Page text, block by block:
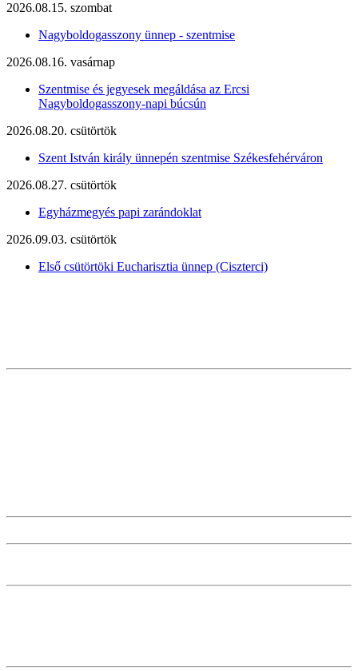
2026.08.15. szombat
Nagyboldogasszony ünnep - szentmise
2026.08.16. vasárnap
Szentmise és jegyesek megáldása az Ercsi
Nagyboldogasszony-napi búcsún
2026.08.20. csütörtök
Szent István király ünnepén szentmise Székesfehérváron
2026.08.27. csütörtök
Egyházmegyés papi zarándoklat
2026.09.03. csütörtök
Első csütörtöki Eucharisztia ünnep (Ciszterci)